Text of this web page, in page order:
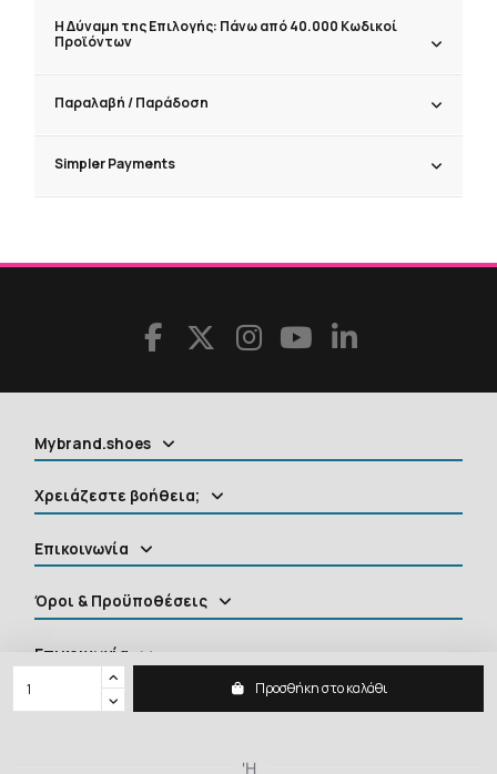
Προσθήκη στο καλάθι
Η Δύναμη της Επιλογής: Πάνω από 40.000 Κωδικοί
Προϊόντων
Παραλαβή / Παράδoση
Simpler Payments
Mybrand.shoes
Χρειάζεστε βοήθεια;
Επικοινωνία
Όροι & Προϋποθέσεις
Επικοινωνία